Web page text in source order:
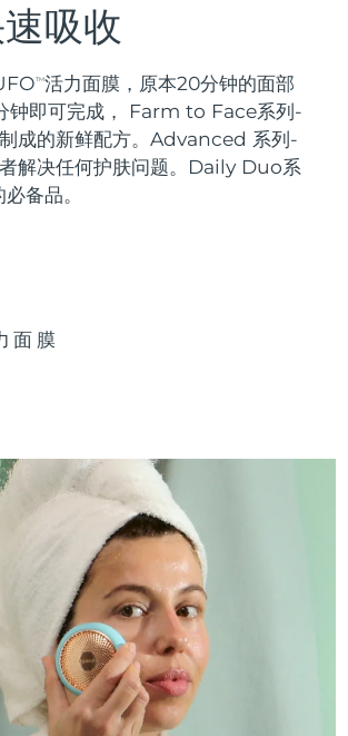
吸收
TM活力面膜，原本20分钟的面部
即可完成，
Farm to Face系列-
成的新鲜配方。Advanced 系列-
解决任何护肤问题。Daily Duo系
备品。
面膜